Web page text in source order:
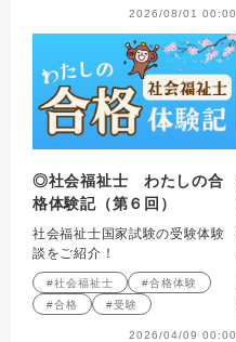
2026/08/01 00:00
◎社会福祉士 わたしの合
格体験記（第６回）
社会福祉士国家試験の受験体験
談をご紹介！
#社会福祉士
#合格体験
#合格
#受験
2026/04/09 00:00